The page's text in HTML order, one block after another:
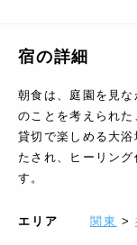
宿の詳細
朝食は、庭園を見
のことを考えられた
貸切で楽しめる大
たされ、ヒーリン
す。
エリア 関東 >